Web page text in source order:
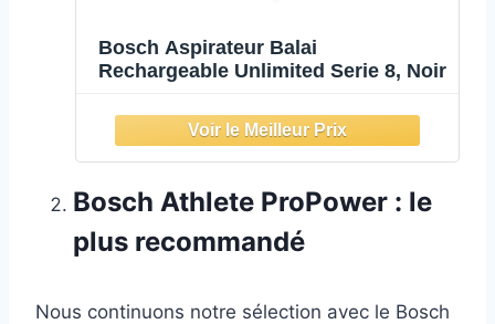
Bosch Aspirateur Balai
Rechargeable Unlimited Serie 8, Noir
Bosch Athlete ProPower : le
plus recommandé
Nous continuons notre sélection avec le Bosch